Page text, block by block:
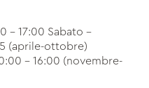
- 17:00 Sabato -
(aprile-ottobre)
- 16:00 (novembre-